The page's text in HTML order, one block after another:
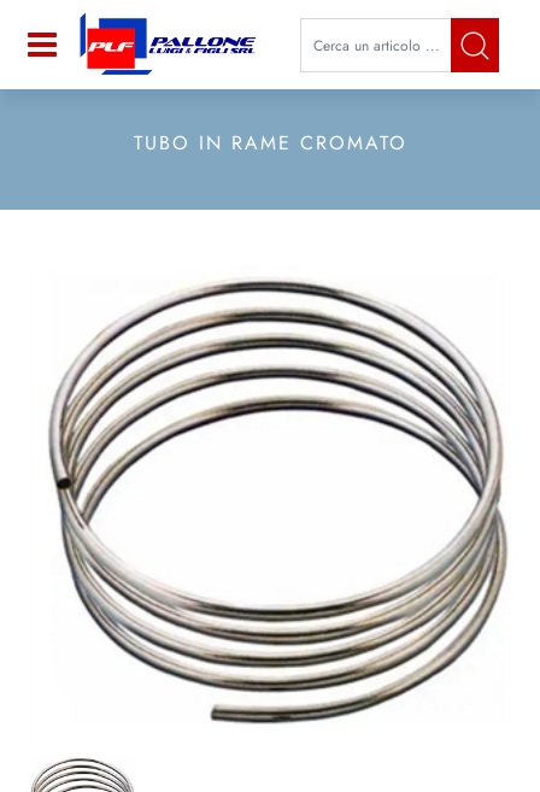
Open La modifica di un filtro
TUBO IN RAME CROMATO